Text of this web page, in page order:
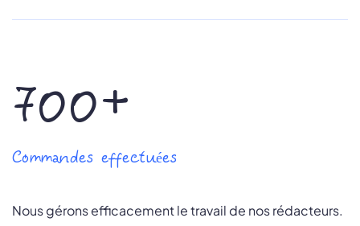
700+
Commandes effectuées
Nous gérons efficacement le travail de nos rédacteurs.